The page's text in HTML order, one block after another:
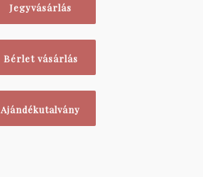
Jegyvásárlás
Bérlet vásárlás
Ajándékutalvány